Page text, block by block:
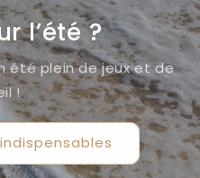
l’été ?
été plein de jeux et de
!